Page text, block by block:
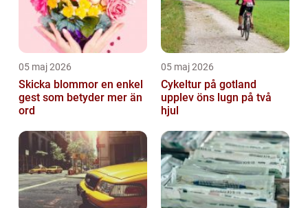
05 maj 2026
Skicka blommor en enkel
gest som betyder mer än
ord
05 maj 2026
Cykeltur på gotland
upplev öns lugn på två
hjul